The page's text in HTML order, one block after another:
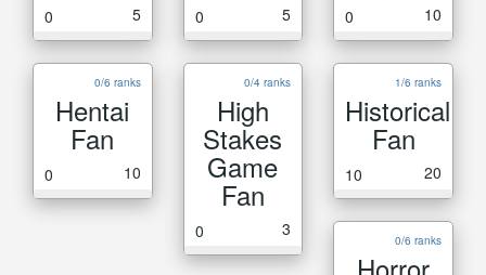
0 5 0 5 0 10
0/6 ranks
Hentai
Fan
0 10
0/4 ranks
High
Stakes
Game
Fan
0 3
1/6 ranks
Historical
Fan
10 20
0/6 ranks